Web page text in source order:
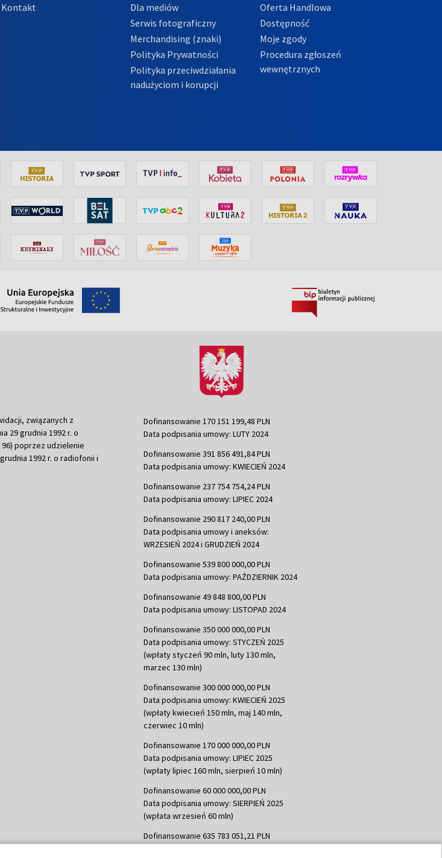
Kontakt
Dla mediów
Serwis fotograficzny
Merchandising (znaki)
Polityka Prywatności
Polityka przeciwdziałania
nadużyciom i korupcji
Oferta Handlowa
Dostępność
Moje zgody
Procedura zgłoszeń
wewnętrznych
związanych z
29 grudnia 1992 r. o
96) poprzez udzielenie
1992 r. o radiofonii i
Dofinansowanie 170 151 199,48 PLN
Data podpisania umowy: LUTY 2024
Dofinansowanie 391 856 491,84 PLN
Data podpisania umowy: KWIECIEŃ 2024
Dofinansowanie 237 754 754,24 PLN
Data podpisania umowy: LIPIEC 2024
Dofinansowanie 290 817 240,00 PLN
Data podpisania umowy i aneksów:
WRZESIEŃ 2024 i GRUDZIEŃ 2024
Dofinansowanie 539 800 000,00 PLN
Data podpisania umowy: PAŹDZIERNIK 2024
Dofinansowanie 49 848 800,00 PLN
Data podpisania umowy: LISTOPAD 2024
Dofinansowanie 350 000 000,00 PLN
Data podpisania umowy: STYCZEŃ 2025
(wpłaty styczeń 90 mln, luty 130 mln,
marzec 130 mln)
Dofinansowanie 300 000 000,00 PLN
Data podpisania umowy: KWIECIEŃ 2025
(wpłaty kwiecień 150 mln, maj 140 mln,
czerwiec 10 mln)
Dofinansowanie 170 000 000,00 PLN
Data podpisania umowy: LIPIEC 2025
(wpłaty lipiec 160 mln, sierpień 10 mln)
Dofinansowanie 60 000 000,00 PLN
Data podpisania umowy: SIERPIEŃ 2025
(wpłata wrzesień 60 mln)
Dofinansowanie 635 783 051,21 PLN